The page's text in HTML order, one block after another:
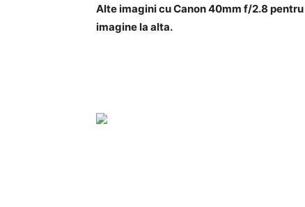
Alte imagini cu Canon 40mm f/2.8
imagine la alta.